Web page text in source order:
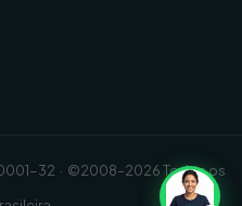
0001-32 · ©2008–2026 Todos os